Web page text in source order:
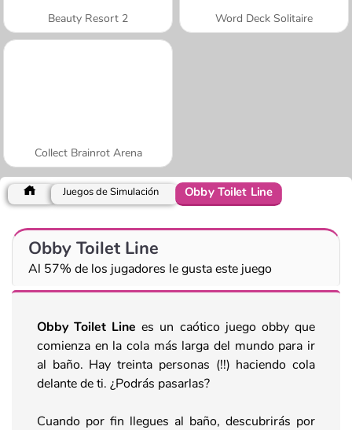
Beauty Resort 2 Word Deck Solitaire
Collect Brainrot Arena
Juegos de Simulación Obby Toilet Line
Obby Toilet Line
Al 57% de los jugadores le gusta este juego
Obby Toilet Line es un caótico juego obby que
comienza en la cola más larga del mundo para ir
al baño. Hay treinta personas (!!) haciendo cola
delante de ti. ¿Podrás pasarlas?
Cuando por fin llegues al baño, descubrirás por